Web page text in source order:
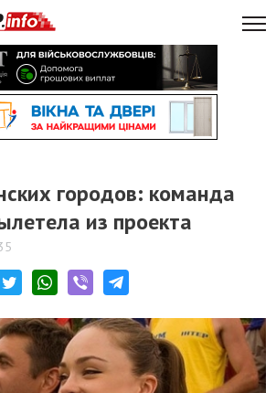
городов: команда
из проекта